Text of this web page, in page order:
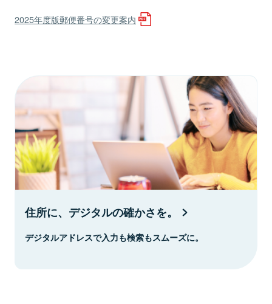
2025年度版郵便番号の変更案内
住所に、デジタルの確かさを。
デジタルアドレスで入力も検索もスムーズに。